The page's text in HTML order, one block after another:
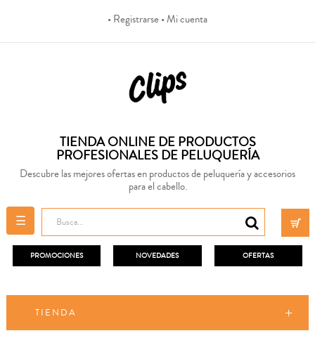
• Registrarse• Mi cuenta
TIENDA ONLINE DE PRODUCTOS
PROFESIONALES DE PELUQUERÍA
Descubre las mejores ofertas en productos de peluquería y accesorios
para el cabello.
Navegación
de
palanca
☰
PROMOCIONES NOVEDADES OFERTAS
TIENDA